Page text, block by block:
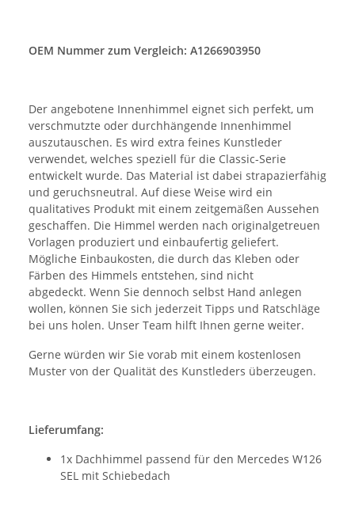
OEM Nummer zum Vergleich: A1266903950
Der angebotene Innenhimmel eignet sich perfekt, um
verschmutzte oder durchhängende Innenhimmel
auszutauschen. Es wird extra feines Kunstleder
verwendet, welches speziell für die Classic-Serie
entwickelt wurde. Das Material ist dabei strapazierfähig
und geruchsneutral. Auf diese Weise wird ein
qualitatives Produkt mit einem zeitgemäßen Aussehen
geschaffen. Die Himmel werden nach originalgetreuen
Vorlagen produziert und einbaufertig geliefert.
Mögliche Einbaukosten, die durch das Kleben oder
Färben des Himmels entstehen, sind nicht
abgedeckt. Wenn Sie dennoch selbst Hand anlegen
wollen, können Sie sich jederzeit Tipps und Ratschläge
bei uns holen. Unser Team hilft Ihnen gerne weiter.
Gerne würden wir Sie vorab mit einem kostenlosen
Muster von der Qualität des Kunstleders überzeugen.
Lieferumfang:
1x Dachhimmel passend für den Mercedes W126
SEL mit Schiebedach